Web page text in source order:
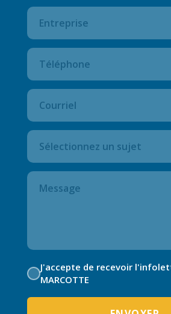
J'accepte de recevoir
MARCOTTE